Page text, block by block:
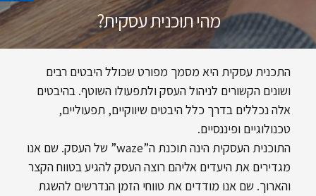
מהי תוכנית עסקית?
נ
ו
ב
ב
ר
Y
o
a
P
r
התכנית עסקית היא מסמך מפורט שכולל היבטים רבים
ושונים הקשורים לניהול העסק ולתפעולו השוטף. בהיבטים
אלה נכללים בדרך כלל היבטים שיווקיים, תפעוליים,
טכנולוגיים ופיננסיים.
התוכנית העסקית הינה תוכנת ה”waze” של העסק. שם אנו
מגדירים את היעדים אליהם רוצה העסק להגיע בטווח הקצר
והארוך. שם אנו מודדים את טווחי הזמן הנדרשים להשגת